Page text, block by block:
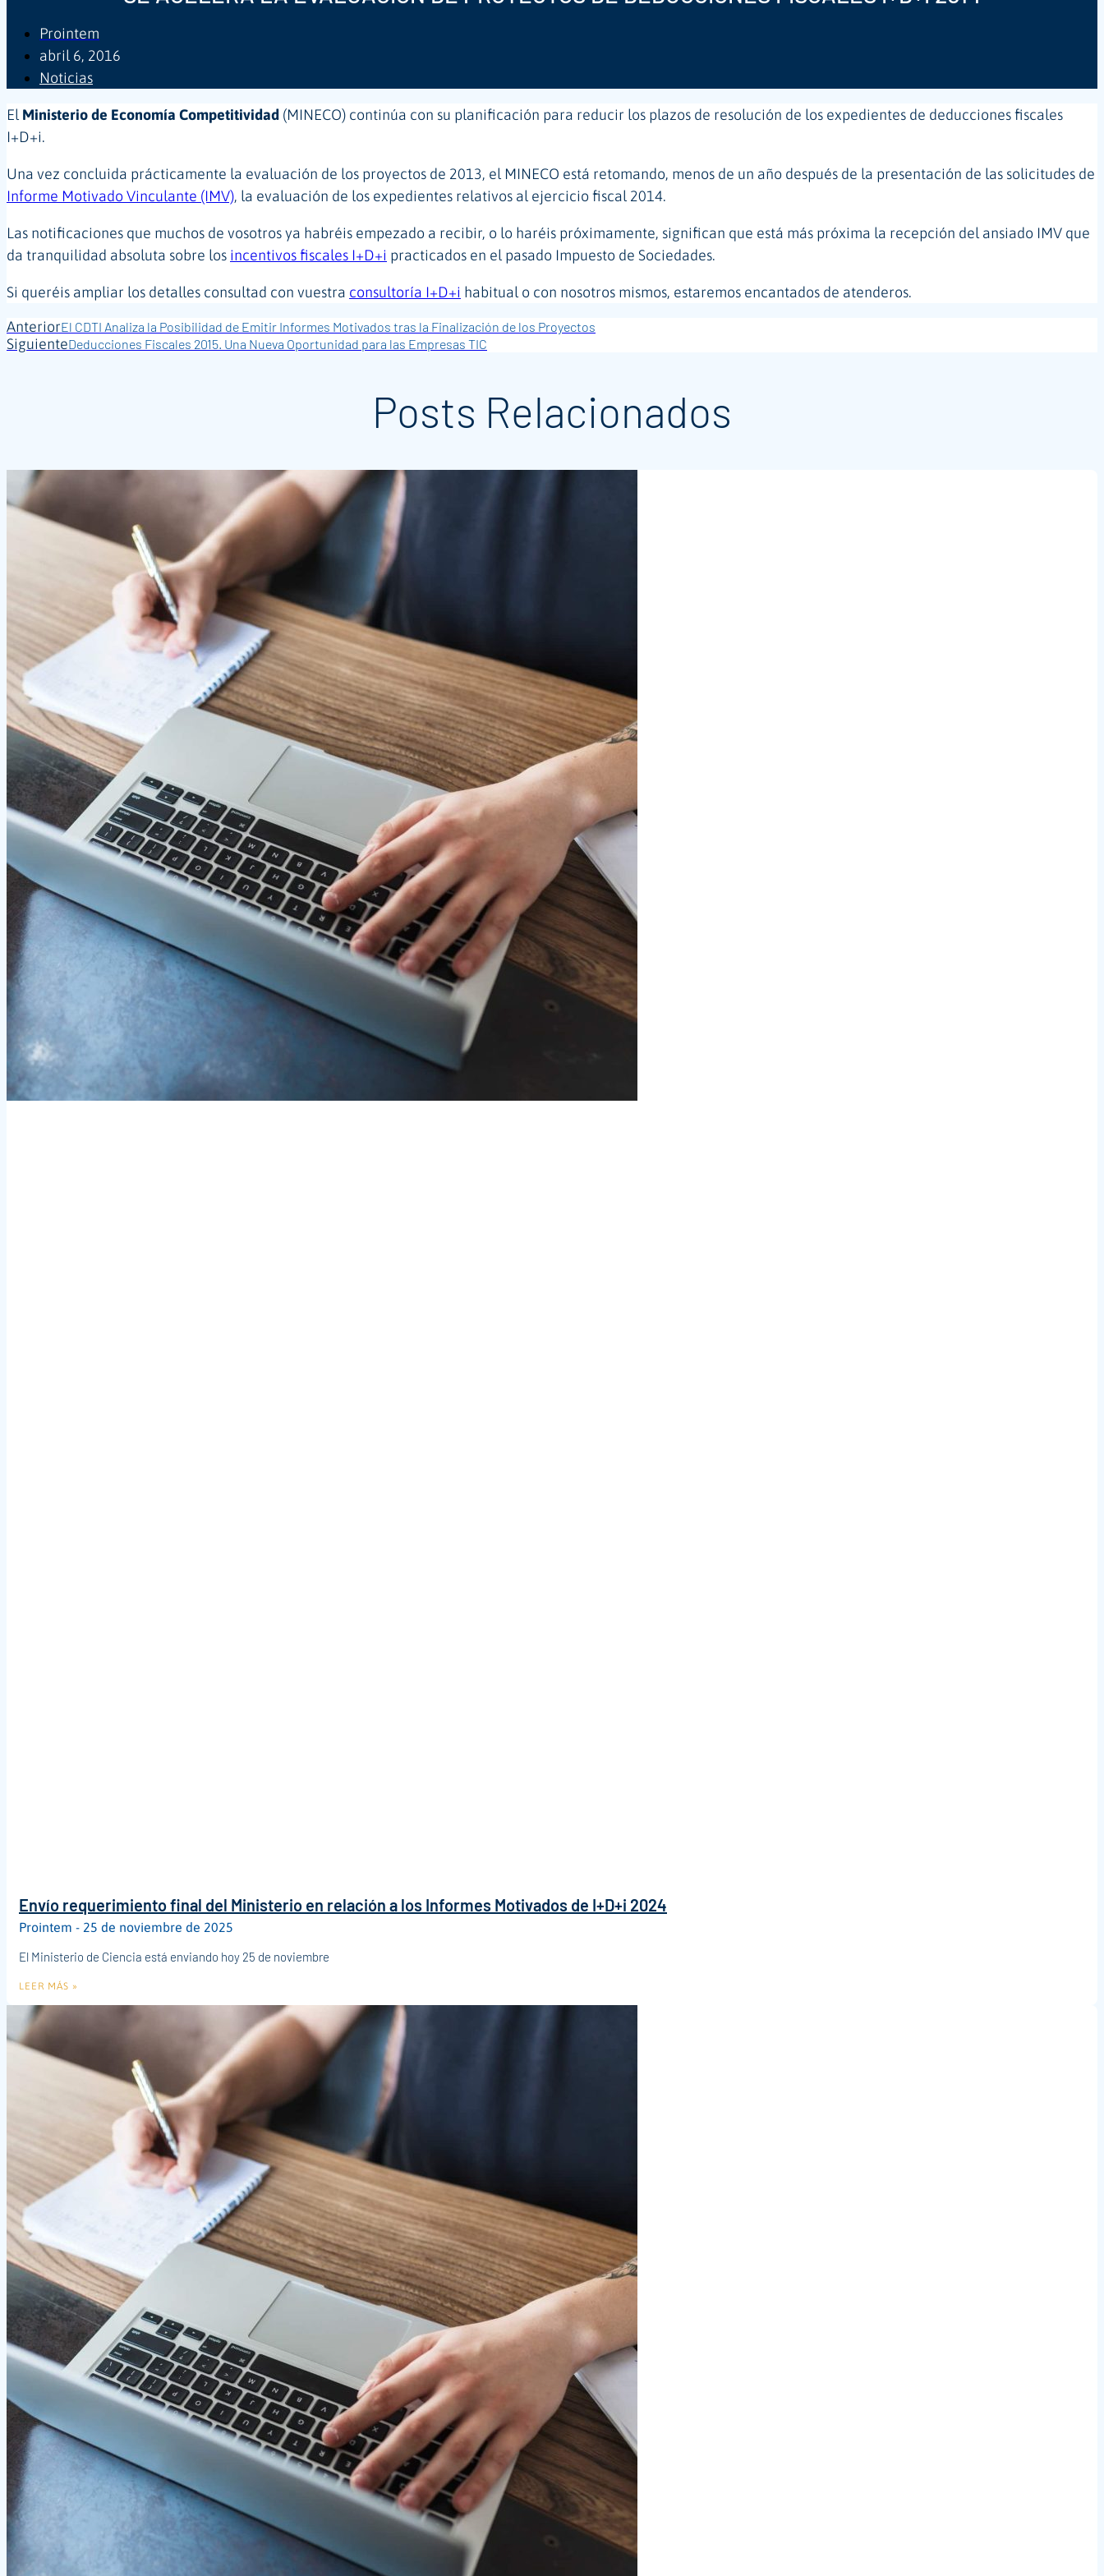
Prointem
abril 6, 2016
Noticias
El Ministerio de Economía Competitividad (MINECO) continúa con su planificación para reducir los plazos de resolución de los expedientes de deducciones fiscales
I+D+i.
Una vez concluida prácticamente la evaluación de los proyectos de 2013, el MINECO está retomando, menos de un año después de la presentación de las solicitudes de
Informe Motivado Vinculante (IMV), la evaluación de los expedientes relativos al ejercicio fiscal 2014.
Las notificaciones que muchos de vosotros ya habréis empezado a recibir, o lo haréis próximamente, significan que está más próxima la recepción del ansiado IMV que
da tranquilidad absoluta sobre los incentivos fiscales I+D+i practicados en el pasado Impuesto de Sociedades.
Si queréis ampliar los detalles consultad con vuestra consultoría I+D+i habitual o con nosotros mismos, estaremos encantados de atenderos.
AnteriorEl CDTI Analiza la Posibilidad de Emitir Informes Motivados tras la Finalización de los Proyectos
SiguienteDeducciones Fiscales 2015. Una Nueva Oportunidad para las Empresas TIC
Posts Relacionados
Envío requerimiento final del Ministerio en relación a los Informes Motivados de I+D+i 2024
Prointem
25 de noviembre de 2025
El Ministerio de Ciencia está enviando hoy 25 de noviembre
LEER MÁS »